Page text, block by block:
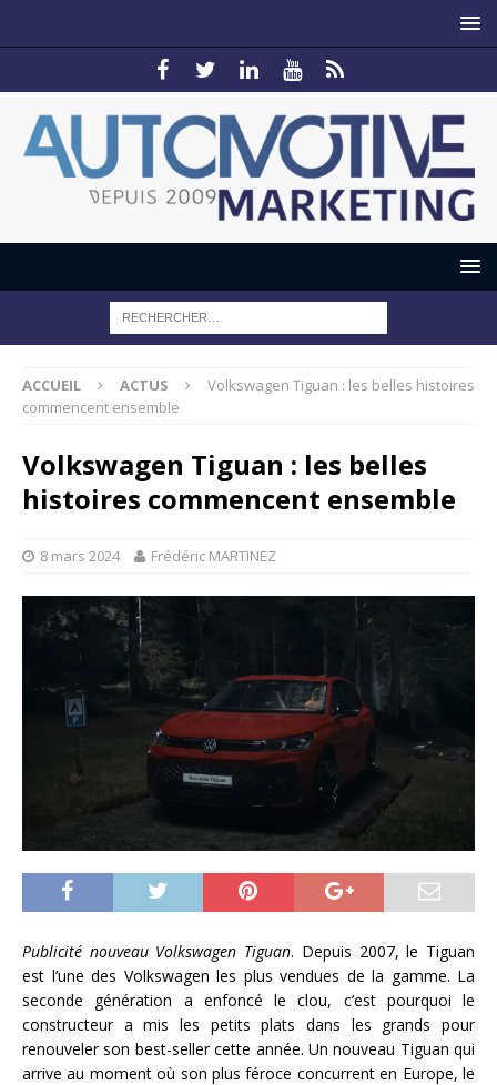
ACCUEIL ACTUS
Volkswagen Tiguan : les belles histoires
commencent ensemble
Volkswagen Tiguan : les belles
histoires commencent ensemble
8 mars 2024 Frédéric MARTINEZ
Publicité nouveau Volkswagen Tiguan. Depuis 2007, le Tiguan
est l’une des Volkswagen les plus vendues de la gamme. La
seconde génération a enfoncé le clou, c’est pourquoi le
constructeur a mis les petits plats dans les grands pour
renouveler son best-seller cette année. Un nouveau Tiguan qui
arrive au moment où son plus féroce concurrent en Europe, le